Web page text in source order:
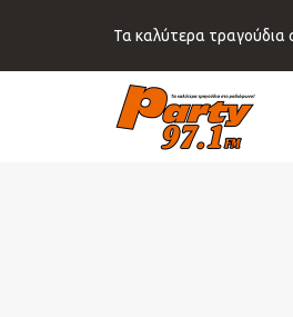
navigation
Τα καλύτερα τραγούδια